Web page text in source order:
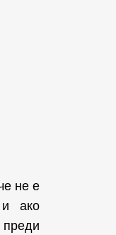
не е
ако
преди